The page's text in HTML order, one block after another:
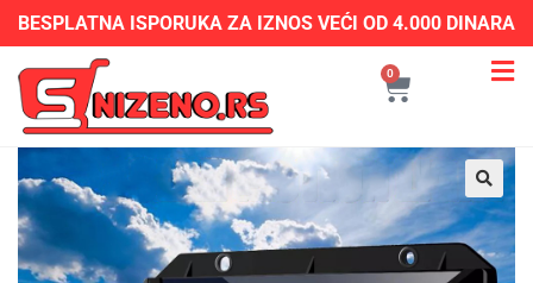
BESPLATNA ISPORUKA ZA IZNOS VEĆI OD 4.000 DINARA
0